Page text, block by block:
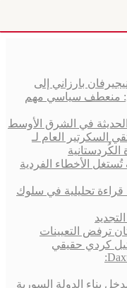
بارزاني إلى
منعطف سياسي مهم
الحديثة في الشرق الأوسط
السكرتير العام لـ
الأخطاء الفردية
قراءة تحليلية في سلوك
ترفض التعيينات
كردي حقيقي
بناء الدولة السورية